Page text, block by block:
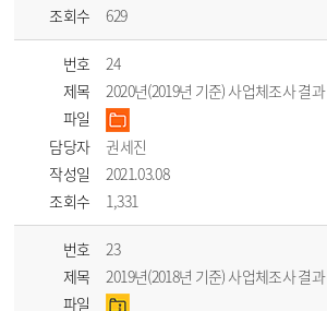
조회수
629
번호
24
제목
2020년(2019년 기준) 사업체조사 결과
파일
담당자
권세진
작성일
2021.03.08
조회수
1,331
번호
23
제목
2019년(2018년 기준) 사업체조사 결과
파일